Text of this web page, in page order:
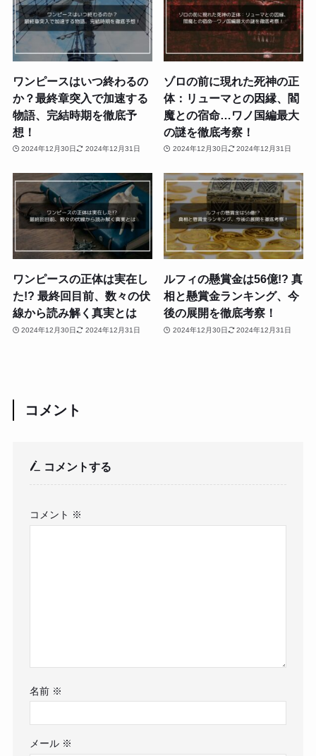
ワンピースはいつ終わるの
か？最終章突入で加速する
物語、完結時期を徹底予
想！
2024年12月30日 2024年12月31日
ゾロの前に現れた死神の正
体：リューマとの因縁、閻
魔との宿命…ワノ国編最大
の謎を徹底考察！
2024年12月30日 2024年12月31日
ワンピースの正体は実在し
た!? 最終回目前、数々の伏
線から読み解く真実とは
2024年12月30日 2024年12月31日
ルフィの懸賞金は56億!? 真
相と懸賞金ランキング、今
後の展開を徹底考察！
2024年12月30日 2024年12月31日
コメント
コメントする
コメント ※
名前 ※
メール ※